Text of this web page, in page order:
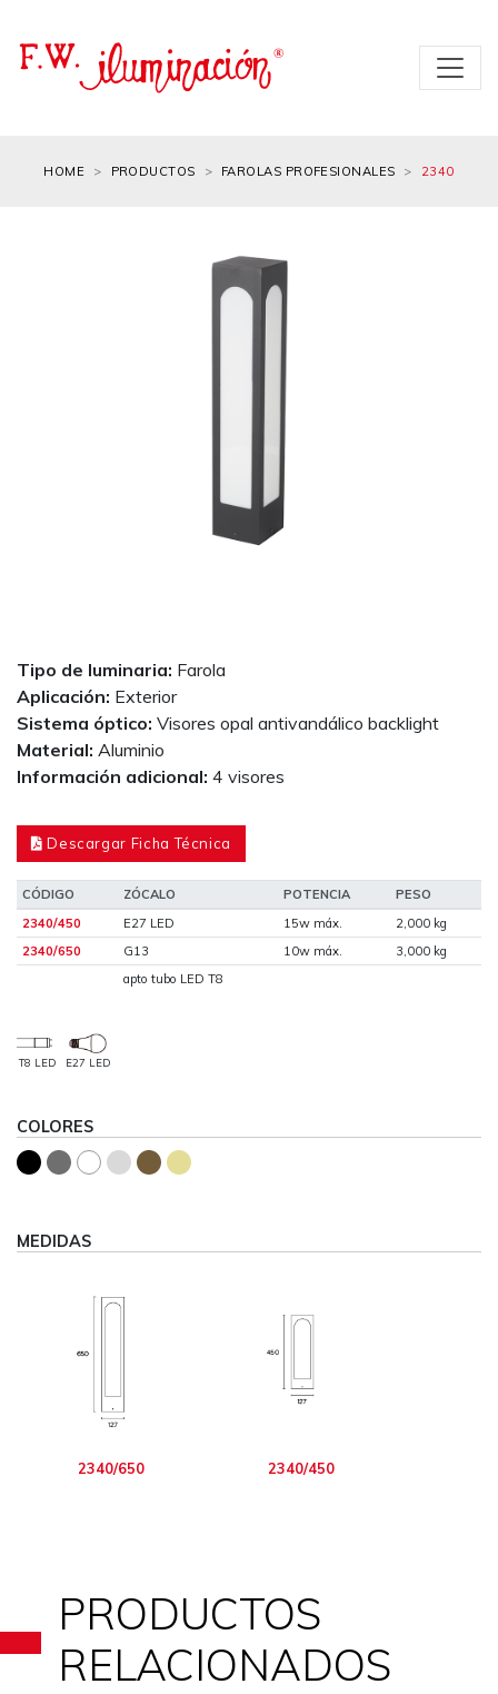
HOME PRODUCTOS FAROLAS PROFESIONALES 2340
Tipo de luminaria: Farola
Aplicación: Exterior
Sistema óptico: Visores opal antivandálico backlight
Material: Aluminio
Información adicional: 4 visores
Descargar Ficha Técnica
CÓDIGO ZÓCALO POTENCIA
PESO
2340/450
E27 LED 15w máx.
2,000 kg
2340/650
G13 10w máx.
3,000 kg
apto tubo LED T8
T8 LED E27 LED
COLORES
MEDIDAS
2340/650 2340/450
PRODUCTOS
RELACIONADOS